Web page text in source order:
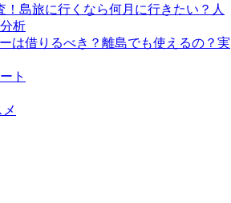
！島旅に行くなら何月に行きたい？人
析
は借りるべき？離島でも使えるの？実